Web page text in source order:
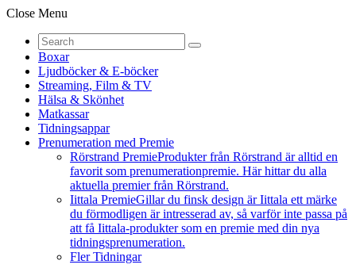
Close Menu
Boxar
Ljudböcker & E-böcker
Streaming, Film & TV
Hälsa & Skönhet
Matkassar
Tidningsappar
Prenumeration med Premie
Rörstrand PremieProdukter från Rörstrand är alltid en
favorit som prenumerationpremie. Här hittar du alla
aktuella premier från Rörstrand.
Iittala PremieGillar du finsk design är Iittala ett märke
du förmodligen är intresserad av, så varför inte passa på
att få Iittala-produkter som en premie med din nya
tidningsprenumeration.
Fler Tidningar